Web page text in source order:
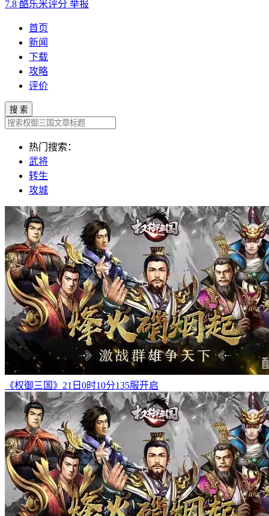
7.8 酷乐米评分 举报
首页
新闻
下载
攻略
评价
搜 索
热门搜索：
武将
转生
攻城
《权御三国》21日0时10分135服开启